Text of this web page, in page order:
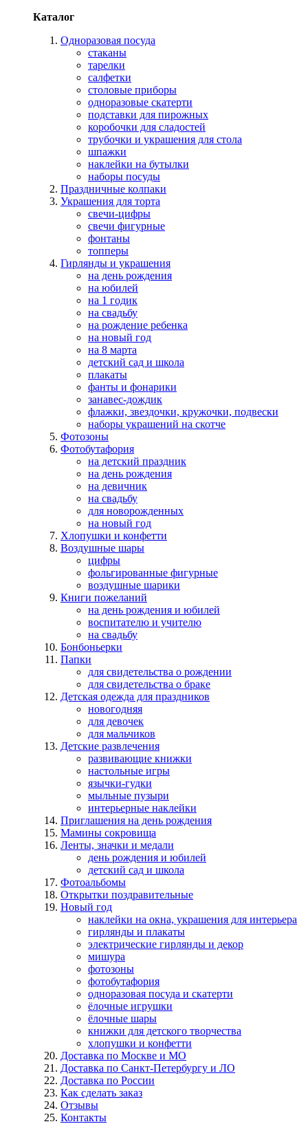
Каталог
Одноразовая посуда
стаканы
тарелки
салфетки
столовые приборы
одноразовые скатерти
подставки для пирожных
коробочки для сладостей
трубочки и украшения для стола
шпажки
наклейки на бутылки
наборы посуды
Праздничные колпаки
Украшения для торта
свечи-цифры
свечи фигурные
фонтаны
топперы
Гирлянды и украшения
на день рождения
на юбилей
на 1 годик
на свадьбу
на рождение ребенка
на новый год
на 8 марта
детский сад и школа
плакаты
фанты и фонарики
занавес-дождик
флажки, звездочки, кружочки, подвески
наборы украшений на скотче
Фотозоны
Фотобутафория
на детский праздник
на день рождения
на девичник
на свадьбу
для новорожденных
на новый год
Хлопушки и конфетти
Воздушные шары
цифры
фольгированные фигурные
воздушные шарики
Книги пожеланий
на день рождения и юбилей
воспитателю и учителю
на свадьбу
Бонбоньерки
Папки
для свидетельства о рождении
для свидетельства о браке
Детская одежда для праздников
новогодняя
для девочек
для мальчиков
Детские развлечения
развивающие книжки
настольные игры
язычки-гудки
мыльные пузыри
интерьерные наклейки
Приглашения на день рождения
Мамины сокровища
Ленты, значки и медали
день рождения и юбилей
детский сад и школа
Фотоальбомы
Открытки поздравительные
Новый год
наклейки на окна, украшения для интерьера
гирлянды и плакаты
электрические гирлянды и декор
мишура
фотозоны
фотобутафория
одноразовая посуда и скатерти
ёлочные игрушки
ёлочные шары
книжки для детского творчества
хлопушки и конфетти
Доставка по Москве и МО
Доставка по Санкт-Петербургу и ЛО
Доставка по России
Как сделать заказ
Отзывы
Контакты